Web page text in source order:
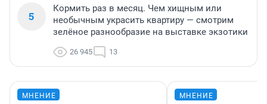
5
Кормить раз в месяц. Чем хищным или
необычным украсить квартиру — смотрим
зелёное разнообразие на выставке экзотики
26 945 13
МНЕНИЕ МНЕНИЕ